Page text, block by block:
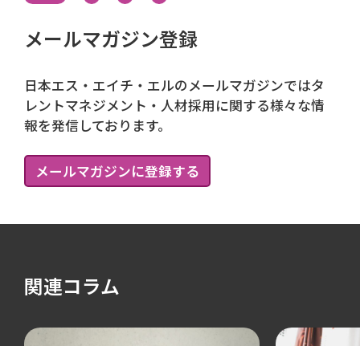
メールマガジン登録
日本エス・エイチ・エルのメールマガジンではタ
レントマネジメント・人材採用に関する様々な情
報を発信しております。
メールマガジンに登録する
関連コラム